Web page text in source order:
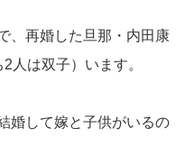
、再婚した旦那・内田康
人は双子）います。
婚して嫁と子供がいるの